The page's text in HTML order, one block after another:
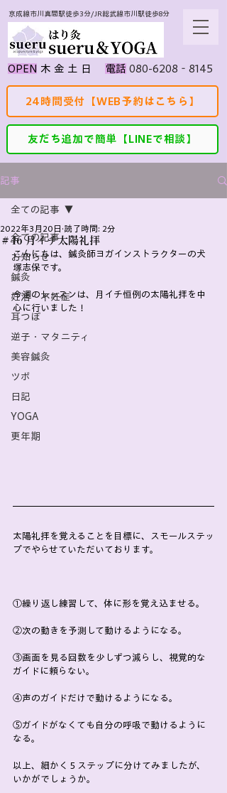
京成線市川真間駅徒歩3分/JR総武線市川駅徒歩8分
​OPEN ​木 金 土 日 ​電話 080-6208‐8145
24時間受付【WEB予約はこちら】
友だち追加で簡単【LINEで相談】
記事
全ての記事
お知らせ
鍼灸
妊活・不妊症
耳つぼ
逆子・マタニティ
美容鍼灸
ツボ
日記
YOGA
更年期
全ての記事
＃46 月イチ太陽礼拝
2022年3月20日 読了時間: 2分
こんにちは、鍼灸師ヨガインストラクターの犬
塚志保です。
今週のレッスンは、月イチ恒例の太陽礼拝を中
心に行いました！
太陽礼拝を覚えることを目標に、スモールステッ
プでやらせていただいております。
①繰り返し練習して、体に形を覚え込ませる。
②次の動きを予測して動けるようになる。
③画面を見る回数を少しずつ減らし、視覚的な
ガイドに頼らない。
④声のガイドだけで動けるようになる。
⑤ガイドがなくても自分の呼吸で動けるように
なる。
以上、細かく５ステップに分けてみましたが、
いかがでしょうか。